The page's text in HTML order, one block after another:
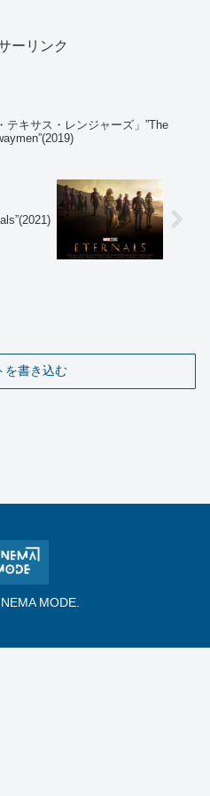
ーリンク
テキサス・レンジャーズ」”The
を書き込む
MODE.